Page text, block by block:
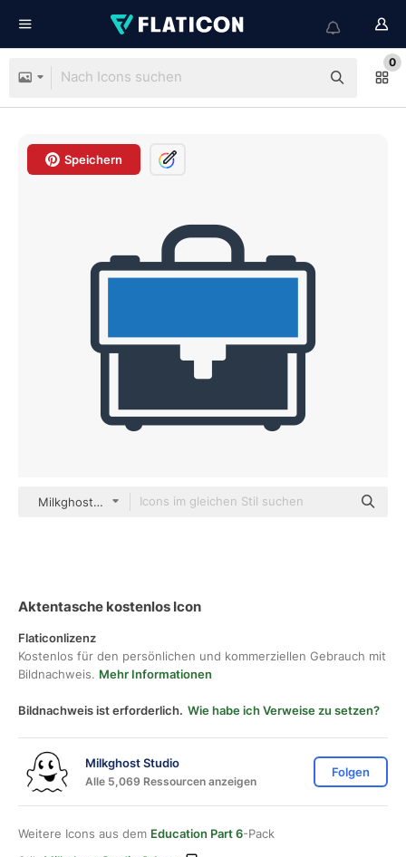
0
Speichern
Milkghost Studio Others
Aktentasche kostenlos Icon
Flaticonlizenz
Kostenlos für den persönlichen und kommerziellen Gebrauch mit
Bildnachweis. Mehr Informationen
Bildnachweis ist erforderlich. Wie habe ich Verweise zu setzen?
Milkghost Studio
Alle 5,069 Ressourcen anzeigen
Folgen
Weitere Icons aus dem Education Part 6-Pack